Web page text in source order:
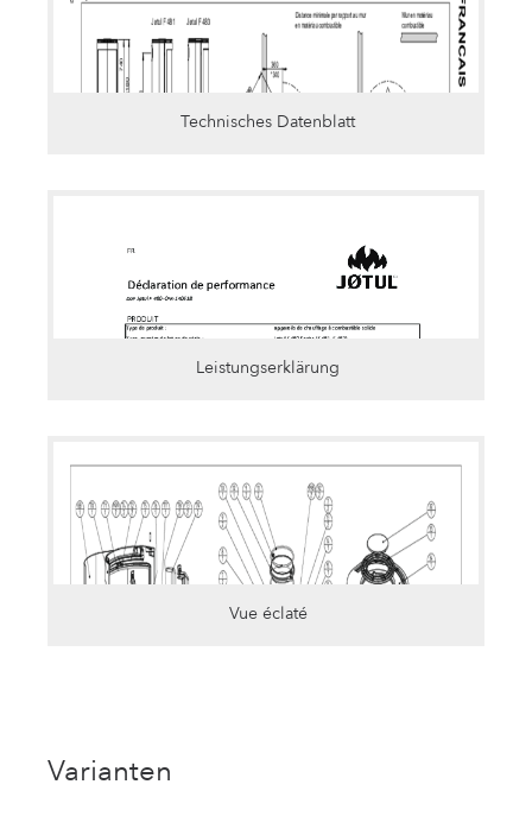
Technisches Datenblatt
Leistungserklärung
Vue éclaté
Varianten